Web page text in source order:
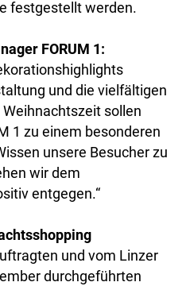
festgestellt werden.
FORUM 1:
und die vielfältigen
sollen
1 zu einem besonderen
unsere Besucher zu
wir dem
entgegen.“
und vom Linzer
durchgeführten